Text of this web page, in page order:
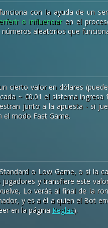
con la ayuda de un
o influenciaren el
aleatorios que
cierto valor en dólares
~ €0.01 el sistema
junto a la apuesta - si
el modo Fast Game.
o Low Game, o si la
y transfiere este
Lo verás al final de la
y es a él a quien el Bot
en la página Reglas).